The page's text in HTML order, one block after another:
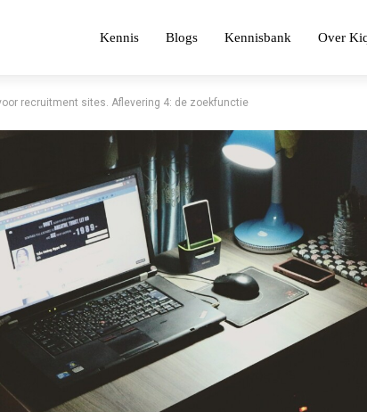
Kennis Blogs Kennisbank Over
recruitment sites. Aflevering 4: de zoekfunctie